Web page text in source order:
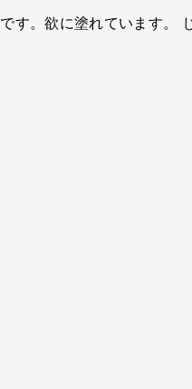
す。欲に塗れています。